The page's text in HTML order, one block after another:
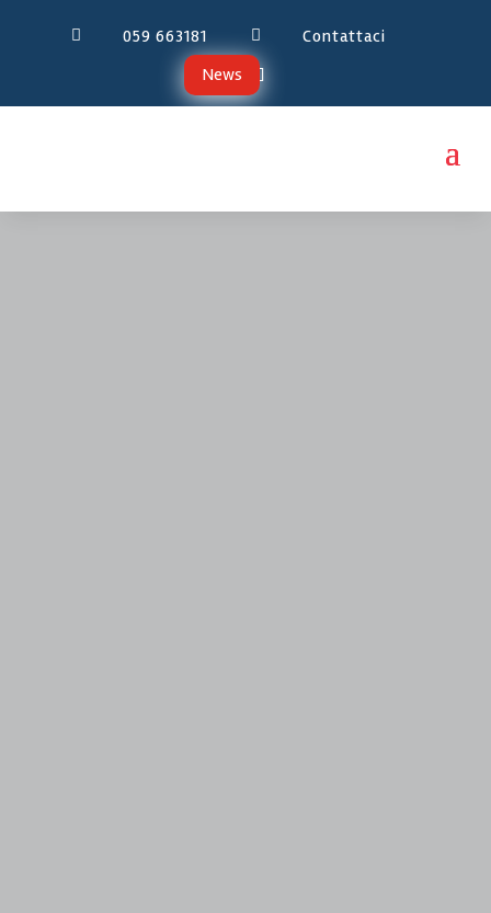
 059 663181 
Contattaci
News